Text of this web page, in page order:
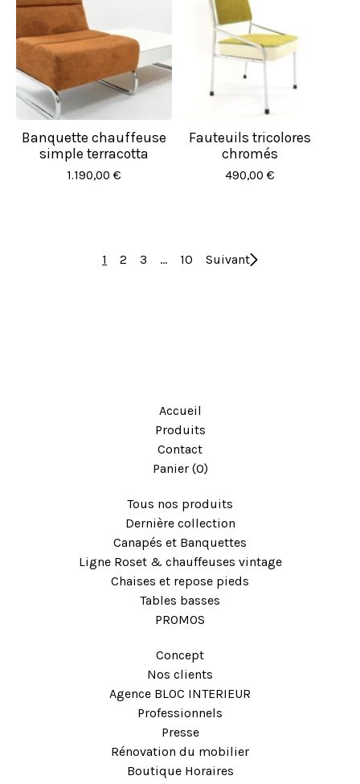
Banquette chauffeuse
simple terracotta
1.190,00 €
Fauteuils tricolores
chromés
490,00 €
1 2 3 … 10 Suivant
Accueil
Produits
Contact
Panier (0)
Tous nos produits
Dernière collection
Canapés et Banquettes
Ligne Roset & chauffeuses vintage
Chaises et repose pieds
Tables basses
PROMOS
Concept
Nos clients
Agence BLOC INTERIEUR
Professionnels
Presse
Rénovation du mobilier
Boutique Horaires